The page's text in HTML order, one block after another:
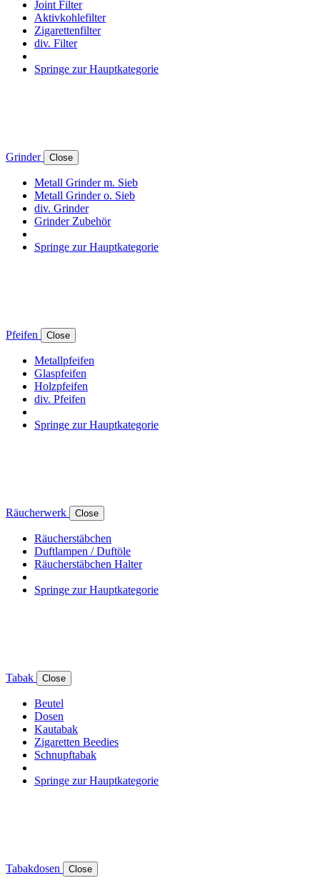
Joint Filter
Aktivkohlefilter
Zigarettenfilter
div. Filter
Springe zur Hauptkategorie
Grinder Close
Metall Grinder m. Sieb
Metall Grinder o. Sieb
div. Grinder
Grinder Zubehör
Springe zur Hauptkategorie
Pfeifen Close
Metallpfeifen
Glaspfeifen
Holzpfeifen
div. Pfeifen
Springe zur Hauptkategorie
Räucherwerk Close
Räucherstäbchen
Duftlampen / Duftöle
Räucherstäbchen Halter
Springe zur Hauptkategorie
Tabak Close
Beutel
Dosen
Kautabak
Zigaretten Beedies
Schnupftabak
Springe zur Hauptkategorie
Tabakdosen Close